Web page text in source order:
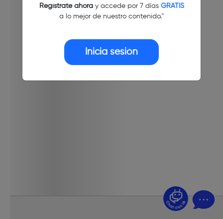
Regístrate ahoray accede por 7 días GRATIS
a lo mejor de nuestro contenido."
Inicia sesión